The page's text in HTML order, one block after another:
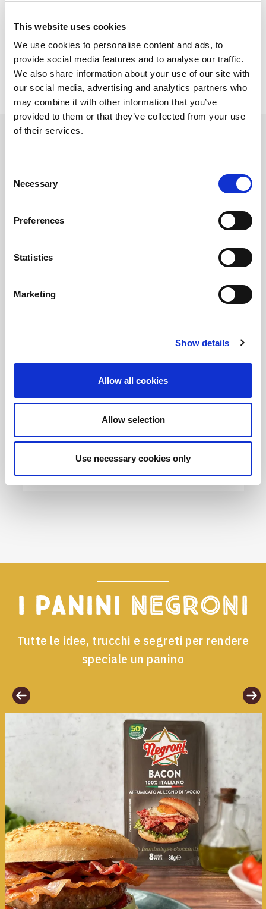
This website uses cookies
We use cookies to personalise content and ads, to
provide social media features and to analyse our traffic.
We also share information about your use of our site with
our social media, advertising and analytics partners who
may combine it with other information that you’ve
provided to them or that they’ve collected from your use
of their services.
Selection
Necessary
Preferences
Statistics
Marketing
Show details
Allow all cookies
Allow selection
Use necessary cookies only
Immagine: Stockfood
Prodotti
Petto di Tacchino
I panini Negroni
Tutte le idee, trucchi e segreti per rendere
speciale un panino